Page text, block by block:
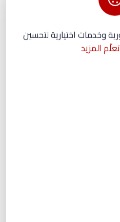
وخدمات اختيارية لتحسين
تعلّم المزيد